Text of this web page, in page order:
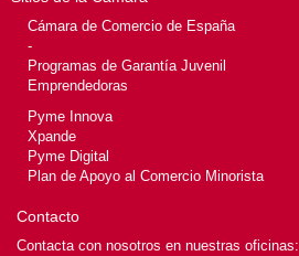
Cámara de Comercio de España
-
Programas de Garantía Juvenil
Emprendedoras
Pyme Innova
Xpande
Pyme Digital
Plan de Apoyo al Comercio Minorista
Contacto
Contacta con nosotros en nuestras oficinas: